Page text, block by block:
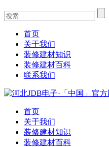
首页
关于我们
装修建材知识
装修建材百科
联系我们
首页
关于我们
装修建材知识
装修建材百科